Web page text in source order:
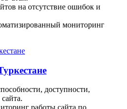
на отсутствие ошибок и
мониторинг
доступности,